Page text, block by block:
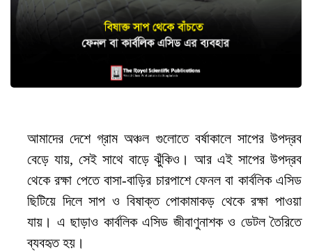
আমাদের দেশে গ্রাম অঞ্চল গুলোতে বর্ষাকালে সাপের উপদ্রব
বেড়ে যায়, সেই সাথে বাড়ে ঝুঁকিও। আর এই সাপের উপদ্রব
থেকে রক্ষা পেতে বাসা-বাড়ির চারপাশে ফেনল বা কার্বলিক এসিড
ছিটিয়ে দিলে সাপ ও বিষাক্ত পোকামাকড় থেকে রক্ষা পাওয়া
যায়। এ ছাড়াও কার্বলিক এসিড জীবাণুনাশক ও ডেটল তৈরিতে
ব্যবহৃত হয়।